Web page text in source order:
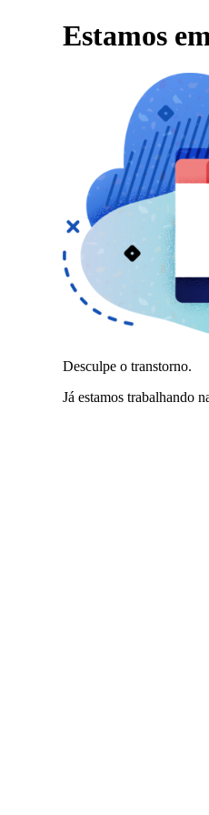
Estamos
Desculpe o transtorno.
Já estamos trabalhando